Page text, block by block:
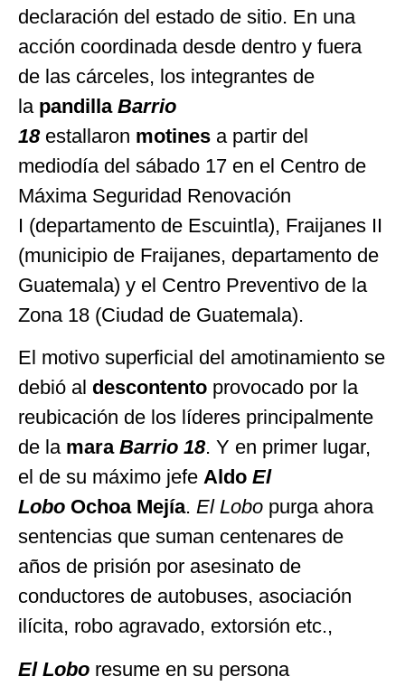
declaración del estado de sitio. En una
acción coordinada desde dentro y fuera
de las cárceles, los integrantes de
la pandilla Barrio
18estallaron motines a partir del
mediodía del sábado 17 en el Centro de
Máxima Seguridad Renovación
I (departamento de Escuintla), Fraijanes II
(municipio de Fraijanes, departamento de
Guatemala) y el Centro Preventivo de la
Zona 18 (Ciudad de Guatemala).
El motivo superficial del amotinamiento se
debió al descontento provocado por la
reubicación de los líderes principalmente
de la mara Barrio 18. Y en primer lugar,
el de su máximo jefe Aldo El
Lobo Ochoa Mejía. El Lobo purga ahora
sentencias que suman centenares de
años de prisión por asesinato de
conductores de autobuses, asociación
ilícita, robo agravado, extorsión etc.,
El Lobo resume en su persona